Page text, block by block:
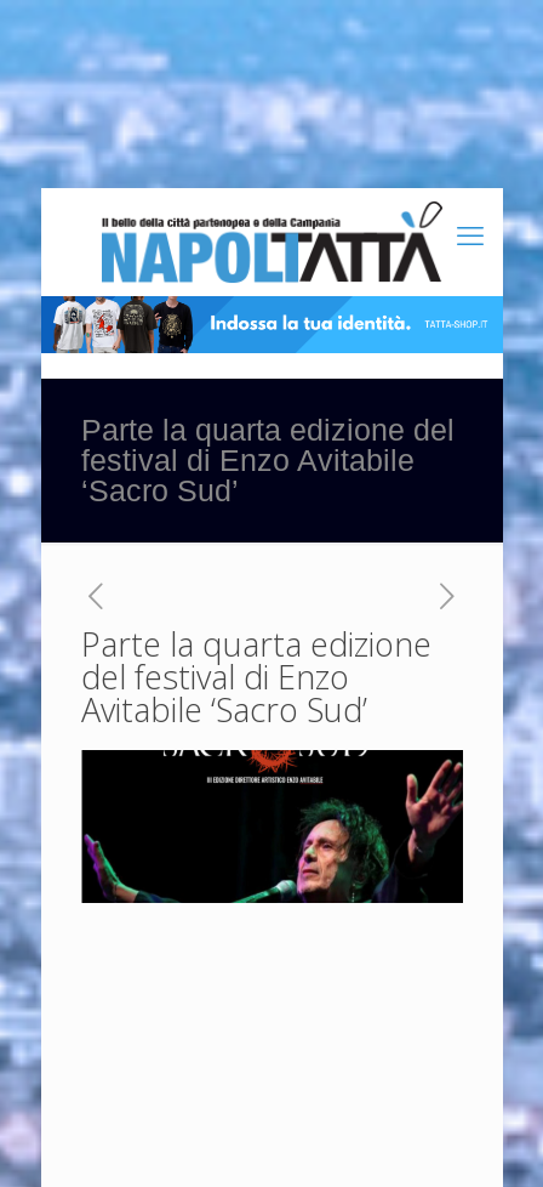
Parte la quarta edizione del
festival di Enzo Avitabile
‘Sacro Sud’
Parte la quarta edizione
del festival di Enzo
Avitabile ‘Sacro Sud’